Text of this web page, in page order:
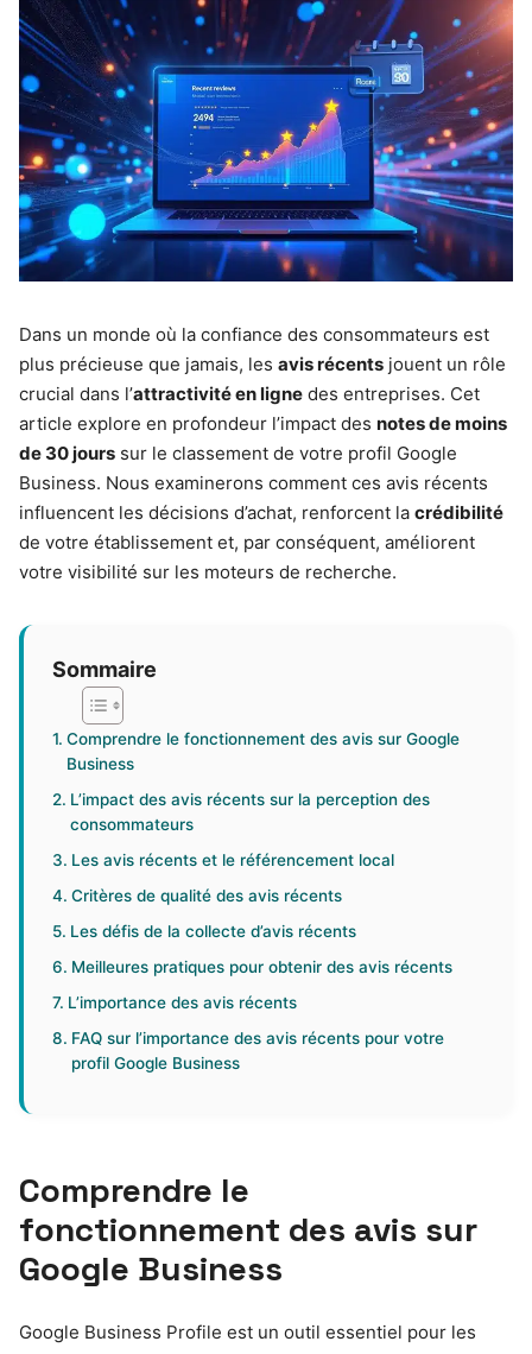
Dans un monde où la confiance des consommateurs est
plus précieuse que jamais, les avis récents jouent un rôle
crucial dans l’attractivité en ligne des entreprises. Cet
article explore en profondeur l’impact des notes de moins
de 30 jours sur le classement de votre profil Google
Business. Nous examinerons comment ces avis récents
influencent les décisions d’achat, renforcent la crédibilité
de votre établissement et, par conséquent, améliorent
votre visibilité sur les moteurs de recherche.
Sommaire
Comprendre le fonctionnement des avis sur Google
Business
L’impact des avis récents sur la perception des
consommateurs
Les avis récents et le référencement local
Critères de qualité des avis récents
Les défis de la collecte d’avis récents
Meilleures pratiques pour obtenir des avis récents
L’importance des avis récents
FAQ sur l’importance des avis récents pour votre
profil Google Business
Comprendre le
fonctionnement des avis sur
Google Business
Google Business Profile est un outil essentiel pour les